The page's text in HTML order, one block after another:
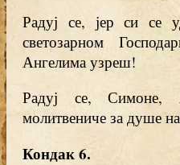
Радуј се, јер си се
светозарном
Ангелима узреш!
Радуј се, Симоне,
молитвениче за душе
Кондак 6.